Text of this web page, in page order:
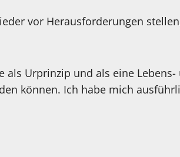
vor Herausforderungen
als Urprinzip und als eine Lebens-
können. Ich habe mich